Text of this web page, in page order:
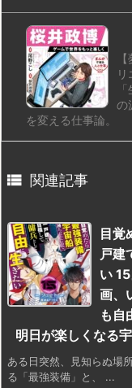
の
を変える仕事論。
 関連記事
目覚
戸建
い
画、
も自
明日が楽しくなる
ある日突然、見知らぬ場
る「最強装備」と、 ...